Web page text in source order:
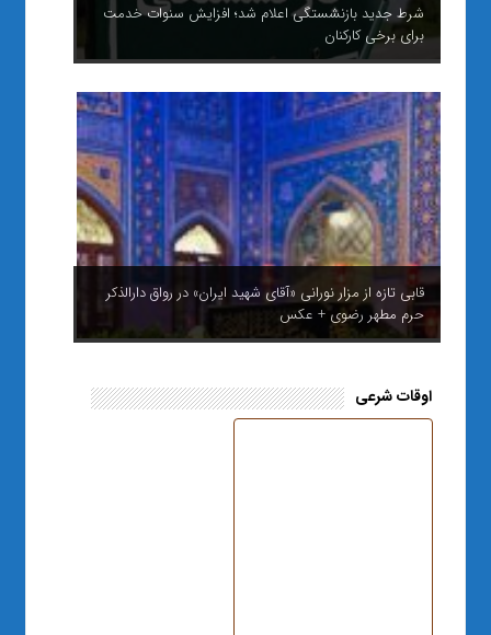
شرط جدید بازنشستگی اعلام شد؛ افزایش سنوات خدمت
برای برخی کارکنان
قابی تازه از مزار نورانی «آقای شهید ایران» در رواق دارالذکر
حرم مطهر رضوی + عکس
اوقات شرعی